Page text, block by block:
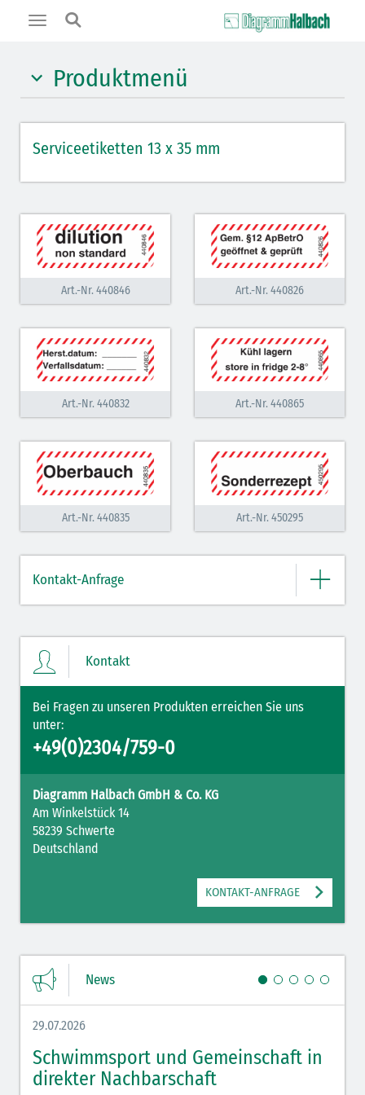
Toggle
Produktmenü
orange
rot
rot schraffiert
hellblau
grau
hellviolett
hellviolett schraffiert
hellgrün
salmon
weiß
weiß-rot
grün
signalgelb bicolor
signalorange bicolor
signalgrün bicolor
Serviceetiketten 13 x 35 mm
Art.-Nr. 440846 Art.-Nr. 440826
Art.-Nr. 440832 Art.-Nr. 440865
Art.-Nr. 440835 Art.-Nr. 450295
Kontakt-Anfrage
Mit Ihrer PLZ erreicht Ihre Nachricht direkt den für Sie zuständigen
Ich habe die
elektronisch erhoben und gespeichert werden.
*Pflichtfelder
SENDEN
Kontakt
Bei Fragen zu unseren Produkten erreichen Sie uns
unter:
+49(0)2304/759-0
Diagramm Halbach GmbH & Co. KG
Am Winkelstück 14
58239 Schwerte
Deutschland
KONTAKT-ANFRAGE
News
29.07.2026
Schwimmsport und Gemeinschaft in
direkter Nachbarschaft